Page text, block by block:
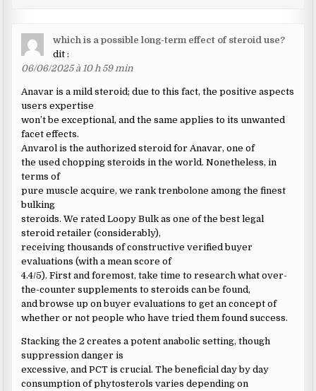
which is a possible long-term effect of steroid use?
dit :
06/06/2025 à 10 h 59 min
Anavar is a mild steroid; due to this fact, the positive aspects
users expertise
won’t be exceptional, and the same applies to its unwanted
facet effects.
Anvarol is the authorized steroid for Anavar, one of
the used chopping steroids in the world. Nonetheless, in
terms of
pure muscle acquire, we rank trenbolone among the finest
bulking
steroids. We rated Loopy Bulk as one of the best legal
steroid retailer (considerably),
receiving thousands of constructive verified buyer
evaluations (with a mean score of
4.4/5). First and foremost, take time to research what over-
the-counter supplements to steroids can be found,
and browse up on buyer evaluations to get an concept of
whether or not people who have tried them found success.
Stacking the 2 creates a potent anabolic setting, though
suppression danger is
excessive, and PCT is crucial. The beneficial day by day
consumption of phytosterols varies depending on